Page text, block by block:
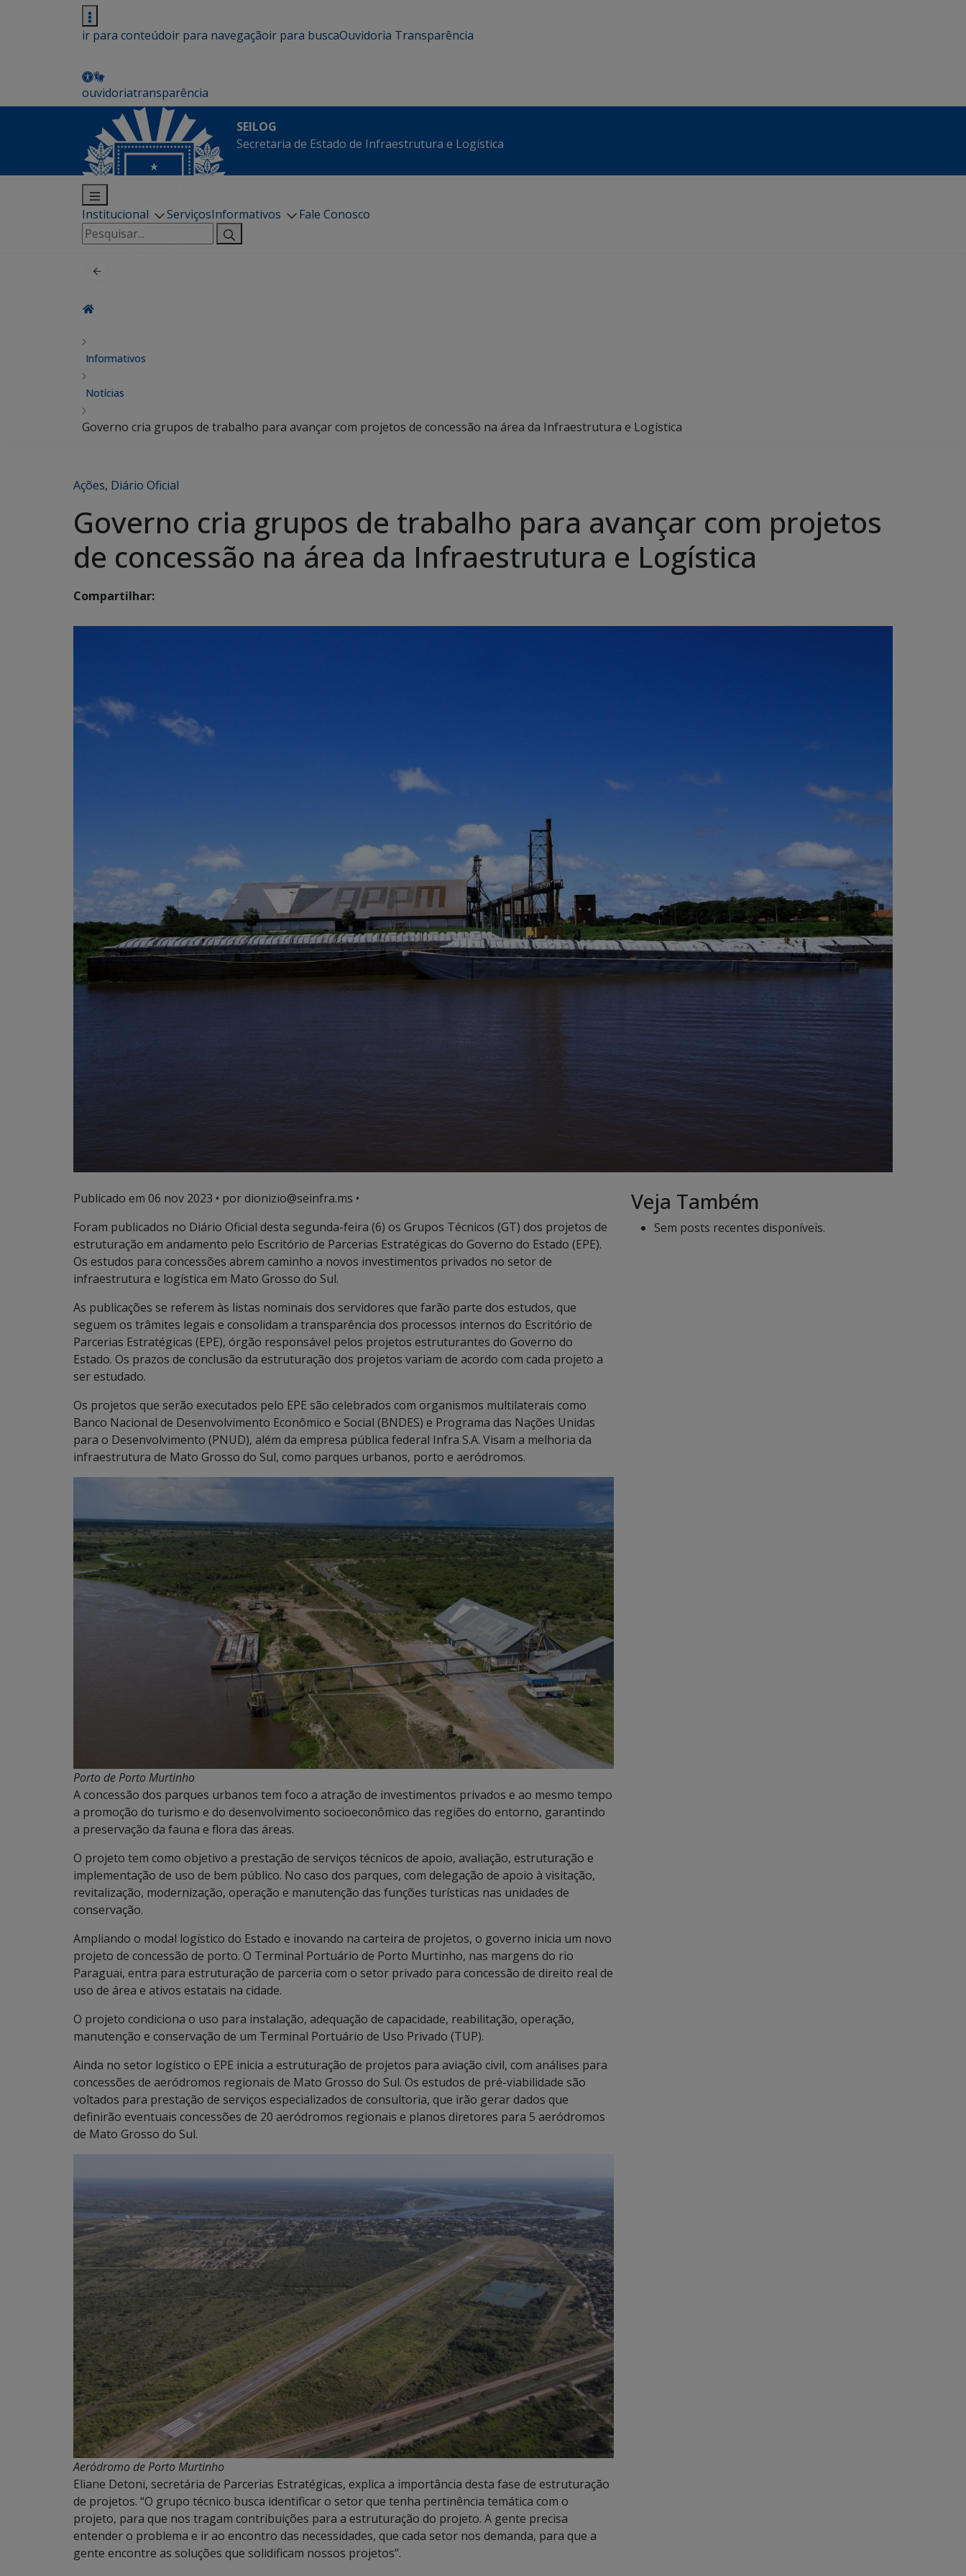
ir para conteúdoir para navegaçãoir para buscaOuvidoria Transparência
ouvidoriatransparência
SEILOG
Secretaria de Estado de Infraestrutura e Logística
Institucional ServiçosInformativos
Fale Conosco
Pesquisar
por:
Informativos
Notícias
Governo cria grupos de trabalho para avançar com projetos de concessão na área da Infraestrutura e Logística
Ações, Diário Oficial
Governo cria grupos de trabalho para avançar com projetos
de concessão na área da Infraestrutura e Logística
Compartilhar:
Publicado em 06 nov 2023 • por dionizio@seinfra.ms •
Foram publicados no Diário Oficial desta segunda-feira (6) os Grupos Técnicos (GT) dos projetos de
estruturação em andamento pelo Escritório de Parcerias Estratégicas do Governo do Estado (EPE).
Os estudos para concessões abrem caminho a novos investimentos privados no setor de
infraestrutura e logística em Mato Grosso do Sul.
As publicações se referem às listas nominais dos servidores que farão parte dos estudos, que
seguem os trâmites legais e consolidam a transparência dos processos internos do Escritório de
Parcerias Estratégicas (EPE), órgão responsável pelos projetos estruturantes do Governo do
Estado. Os prazos de conclusão da estruturação dos projetos variam de acordo com cada projeto a
ser estudado.
Os projetos que serão executados pelo EPE são celebrados com organismos multilaterais como
Banco Nacional de Desenvolvimento Econômico e Social (BNDES) e Programa das Nações Unidas
para o Desenvolvimento (PNUD), além da empresa pública federal Infra S.A. Visam a melhoria da
infraestrutura de Mato Grosso do Sul, como parques urbanos, porto e aeródromos.
Porto de Porto Murtinho
A concessão dos parques urbanos tem foco a atração de investimentos privados e ao mesmo tempo
a promoção do turismo e do desenvolvimento socioeconômico das regiões do entorno, garantindo
a preservação da fauna e flora das áreas.
O projeto tem como objetivo a prestação de serviços técnicos de apoio, avaliação, estruturação e
implementação de uso de bem público. No caso dos parques, com delegação de apoio à visitação,
revitalização, modernização, operação e manutenção das funções turísticas nas unidades de
conservação.
Ampliando o modal logístico do Estado e inovando na carteira de projetos, o governo inicia um novo
projeto de concessão de porto. O Terminal Portuário de Porto Murtinho, nas margens do rio
Paraguai, entra para estruturação de parceria com o setor privado para concessão de direito real de
uso de área e ativos estatais na cidade.
O projeto condiciona o uso para instalação, adequação de capacidade, reabilitação, operação,
manutenção e conservação de um Terminal Portuário de Uso Privado (TUP).
Ainda no setor logístico o EPE inicia a estruturação de projetos para aviação civil, com análises para
concessões de aeródromos regionais de Mato Grosso do Sul. Os estudos de pré-viabilidade são
voltados para prestação de serviços especializados de consultoria, que irão gerar dados que
definirão eventuais concessões de 20 aeródromos regionais e planos diretores para 5 aeródromos
de Mato Grosso do Sul.
Aeródromo de Porto Murtinho
Eliane Detoni, secretária de Parcerias Estratégicas, explica a importância desta fase de estruturação
de projetos. “O grupo técnico busca identificar o setor que tenha pertinência temática com o
projeto, para que nos tragam contribuições para a estruturação do projeto. A gente precisa
entender o problema e ir ao encontro das necessidades, que cada setor nos demanda, para que a
gente encontre as soluções que solidificam nossos projetos”.
Veja Também
Sem posts recentes disponíveis.